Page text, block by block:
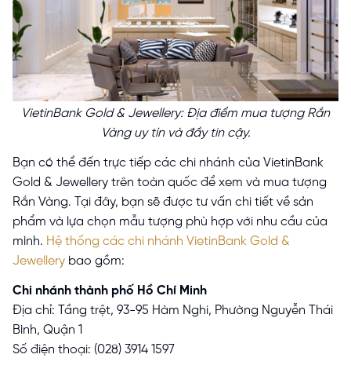
VietinBank Gold & Jewellery: Địa điểm mua tượng Rắn
Vàng uy tín và đầy tin cậy.
Bạn có thể đến trực tiếp các chi nhánh của VietinBank
Gold & Jewellery trên toàn quốc để xem và mua tượng
Rắn Vàng. Tại đây, bạn sẽ được tư vấn chi tiết về sản
phẩm và lựa chọn mẫu tượng phù hợp với nhu cầu của
mình. Hệ thống các chi nhánh VietinBank Gold &
Jewellery bao gồm:
Chi nhánh thành phố Hồ Chí Minh
Địa chỉ: Tầng trệt, 93-95 Hàm Nghi, Phường Nguyễn Thái
Bình, Quận 1
Số điện thoại: (028) 3914 1597